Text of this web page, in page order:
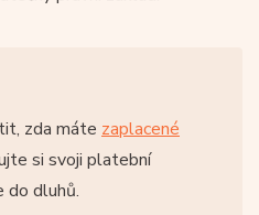
zda máte zaplacené
si svoji platební
do dluhů.